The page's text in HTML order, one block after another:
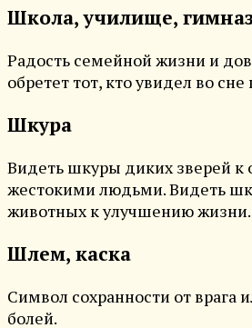
Школа, училище,
Радость семейной жизни и
обретет тот, кто увидел во
Шкура
Видеть шкуры диких зверей
жестокими людьми. Видеть
животных к улучшению жизни.
Шлем, каска
Символ сохранности от врага
болей.